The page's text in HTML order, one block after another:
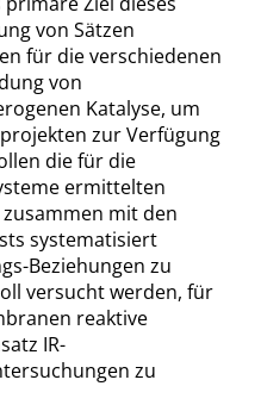
von Sätzen
für die verschiedenen
von
Katalyse, um
zur Verfügung
die für die
ermittelten
mit den
systematisiert
Beziehungen zu
versucht werden, für
reaktive
IR-
zu